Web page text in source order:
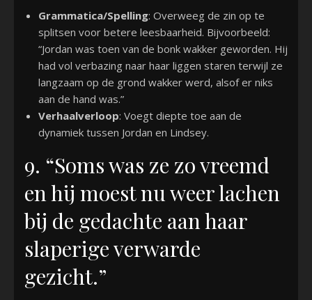
Grammatica/Spelling: Overweeg de zin op te
splitsen voor betere leesbaarheid. Bijvoorbeeld:
“Jordan was toen van de bonk wakker geworden. Hij
had vol verbazing naar haar liggen staren terwijl ze
langzaam op de grond wakker werd, alsof er niks
aan de hand was.”
Verhaalverloop: Voegt diepte toe aan de
dynamiek tussen Jordan en Lindsey.
9. “Soms was ze zo vreemd
en hij moest nu weer lachen
bij de gedachte aan haar
slaperige verwarde
gezicht.”